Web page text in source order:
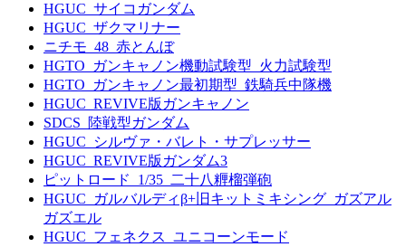
HGUC_サイコガンダム
HGUC_ザクマリナー
ニチモ_48_赤とんぼ
HGTO_ガンキャノン機動試験型_火力試験型
HGTO_ガンキャノン最初期型_鉄騎兵中隊機
HGUC_REVIVE版ガンキャノン
SDCS_陸戦型ガンダム
HGUC_シルヴァ・バレト・サプレッサー
HGUC_REVIVE版ガンダム3
ピットロード_1/35_二十八糎榴弾砲
HGUC_ガルバルディβ+旧キットミキシング_ガズアル
ガズエル
HGUC_フェネクス_ユニコーンモード